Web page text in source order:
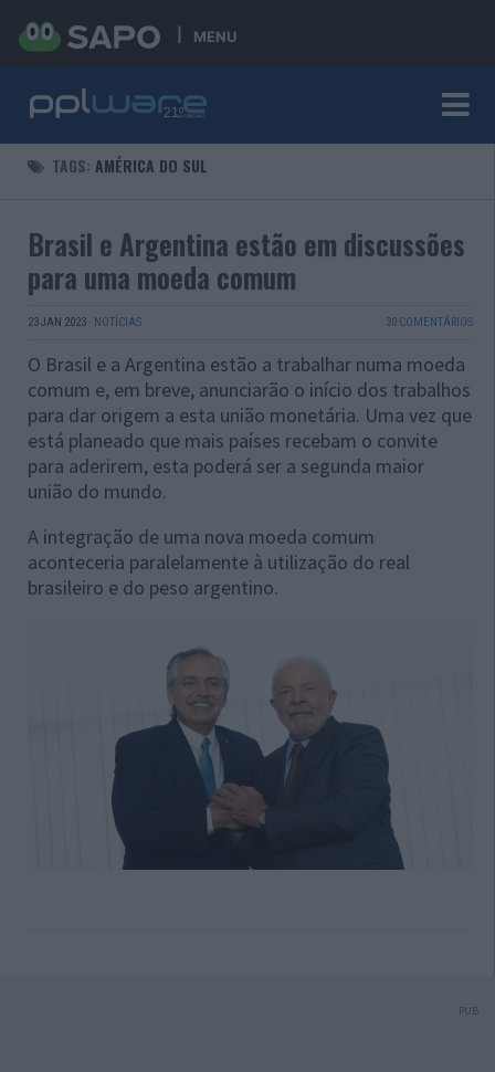
MENU
TAGS: AMÉRICA DO SUL
Brasil e Argentina estão em discussões
para uma moeda comum
23 JAN 2023 · NOTÍCIAS 30 COMENTÁRIOS
O Brasil e a Argentina estão a trabalhar numa moeda
comum e, em breve, anunciarão o início dos trabalhos
para dar origem a esta união monetária. Uma vez que
está planeado que mais países recebam o convite
para aderirem, esta poderá ser a segunda maior
união do mundo.
A integração de uma nova moeda comum
aconteceria paralelamente à utilização do real
brasileiro e do peso argentino.
PUB